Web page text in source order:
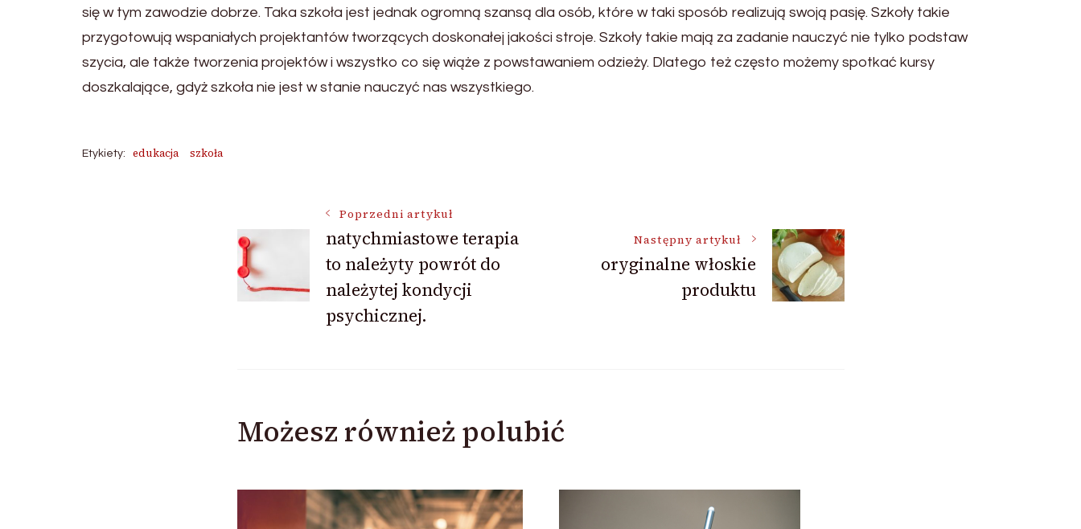
się w tym zawodzie dobrze. Taka szkoła jest jednak ogromną szansą dla osób, które w taki sposób realizują swoją pasję. Szkoły takie
przygotowują wspaniałych projektantów tworzących doskonałej jakości stroje. Szkoły takie mają za zadanie nauczyć nie tylko podstaw
szycia, ale także tworzenia projektów i wszystko co się wiąże z powstawaniem odzieży. Dlatego też często możemy spotkać kursy
doszkalające, gdyż szkoła nie jest w stanie nauczyć nas wszystkiego.
Etykiety: edukacja szkoła
Nawigacja
wpisu
Poprzedni artykuł
natychmiastowe terapia
to należyty powrót do
należytej kondycji
psychicznej.
Następny artykuł
oryginalne włoskie
produktu
Możesz również polubić